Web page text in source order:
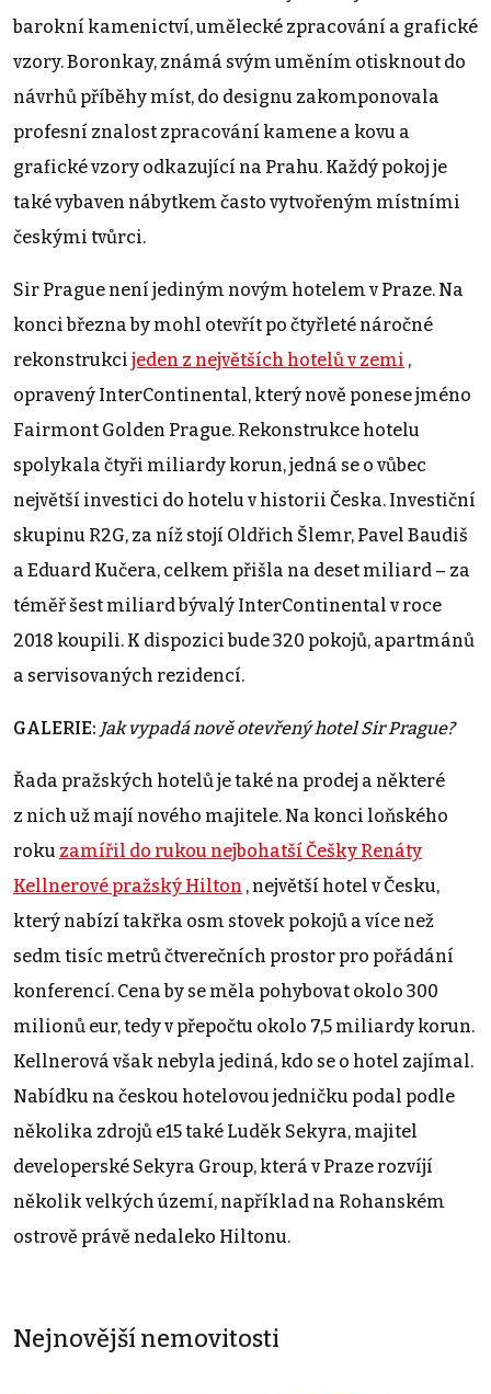
barokní kamenictví, umělecké zpracování a grafické
vzory. Boronkay, známá svým uměním otisknout do
návrhů příběhy míst, do designu zakomponovala
profesní znalost zpracování kamene a kovu a
grafické vzory odkazující na Prahu. Každý pokoj je
také vybaven nábytkem často vytvořeným místními
českými tvůrci.
Sir Prague není jediným novým hotelem v Praze. Na
konci března by mohl otevřít po čtyřleté náročné
rekonstrukci jeden z největších hotelů v zemi ,
opravený InterContinental, který nově ponese jméno
Fairmont Golden Prague. Rekonstrukce hotelu
spolykala čtyři miliardy korun, jedná se o vůbec
největší investici do hotelu v historii Česka. Investiční
skupinu R2G, za níž stojí Oldřich Šlemr, Pavel Baudiš
a Eduard Kučera, celkem přišla na deset miliard – za
téměř šest miliard bývalý InterContinental v roce
2018 koupili. K dispozici bude 320 pokojů, apartmánů
a servisovaných rezidencí.
GALERIE: Jak vypadá nově otevřený hotel Sir Prague?
Řada pražských hotelů je také na prodej a některé
z nich už mají nového majitele. Na konci loňského
roku zamířil do rukou nejbohatší Češky Renáty
Kellnerové pražský Hilton , největší hotel v Česku,
který nabízí takřka osm stovek pokojů a více než
sedm tisíc metrů čtverečních prostor pro pořádání
konferencí. Cena by se měla pohybovat okolo 300
milionů eur, tedy v přepočtu okolo 7,5 miliardy korun.
Kellnerová však nebyla jediná, kdo se o hotel zajímal.
Nabídku na českou hotelovou jedničku podal podle
několika zdrojů e15 také Luděk Sekyra, majitel
developerské Sekyra Group, která v Praze rozvíjí
několik velkých území, například na Rohanském
ostrově právě nedaleko Hiltonu.
Nejnovější nemovitosti